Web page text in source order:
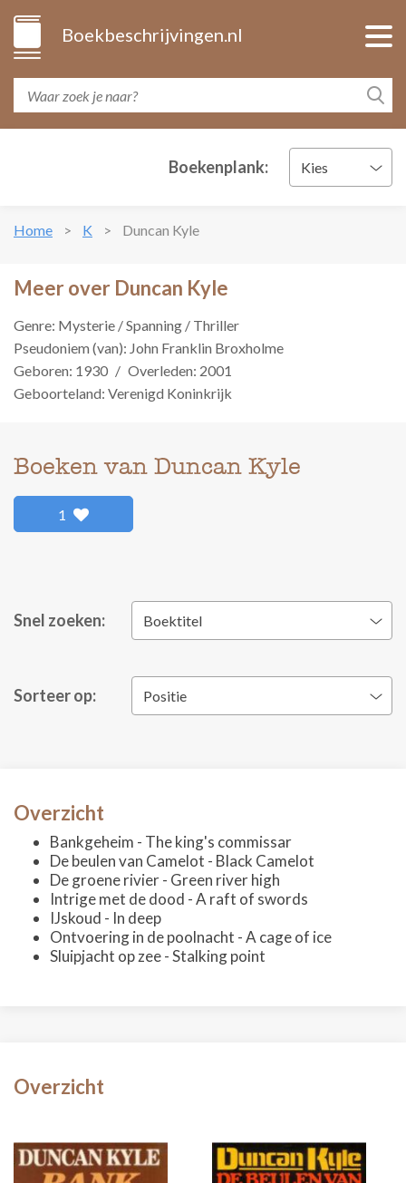
Boekbeschrijvingen.nl
Boekenplank: Kies
Home K Duncan Kyle
Meer over Duncan Kyle
Genre: Mysterie / Spanning / Thriller
Pseudoniem (van): John Franklin Broxholme
Geboren: 1930 / Overleden: 2001
Geboorteland: Verenigd Koninkrijk
Boeken van Duncan Kyle
1
Snel zoeken: Boektitel
Sorteer op: Positie
Overzicht
Bankgeheim - The king's commissar
De beulen van Camelot - Black Camelot
De groene rivier - Green river high
Intrige met de dood - A raft of swords
IJskoud - In deep
Ontvoering in de poolnacht - A cage of ice
Sluipjacht op zee - Stalking point
Overzicht